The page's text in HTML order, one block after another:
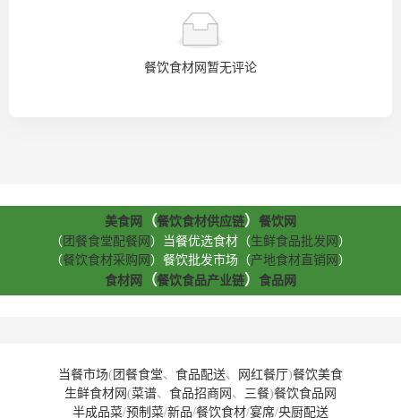
餐饮食材网暂无评论
美食网 （餐饮食材供应链）
餐饮网
（ 团餐食堂配餐网 ）当餐优选食材（生鲜食品批发网 ）
（餐饮食材采购网 ）餐饮批发市场（产地食材直销网 ）
食材网
（餐饮食品产业链） 食品网
当餐市场( 团餐食堂、 食品配送、 网红餐厅)餐饮美食
生鲜食材网 (菜谱、 食品招商网 、 三餐)餐饮食品网
半成品菜/预制菜/新品/餐饮食材/宴席/央厨配送